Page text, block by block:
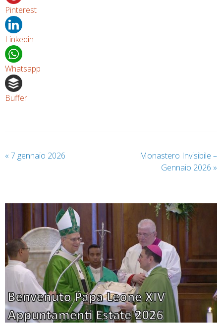
Pinterest
Linkedin
Whatsapp
Buffer
« 7 gennaio 2026
Monastero Invisibile –
Gennaio 2026 »